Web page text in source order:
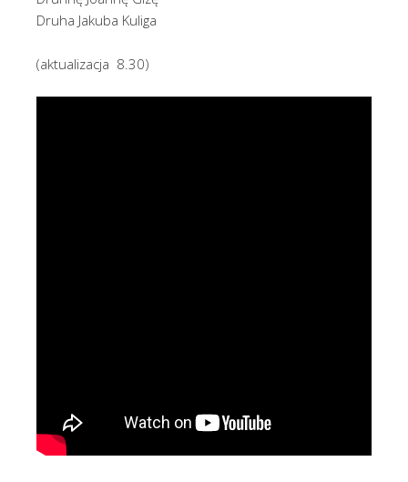
Druha Jakuba Kuliga
(aktualizacja 8.30)